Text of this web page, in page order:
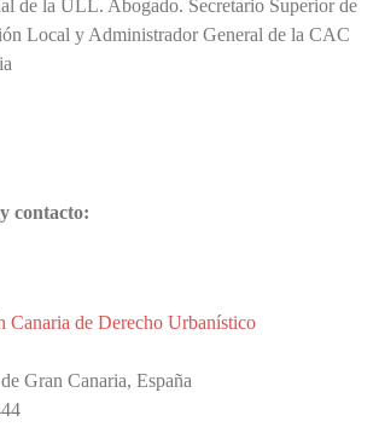
de la ULL. Abogado. Secretario Superior de
Local y Administrador General de la CAC
contacto:
Canaria de Derecho Urbanístico
Gran Canaria, España